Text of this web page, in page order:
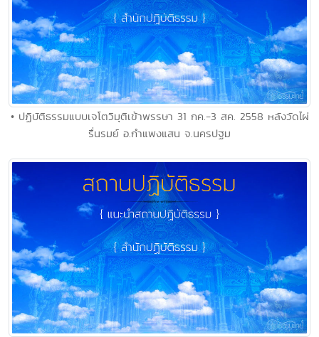
• ปฏิบัติธรรมแบบเจโตวิมุติเข้าพรรษา 31 กค.-3 สค. 2558 หลังวัดไผ่
รื่นรมย์ อ.กำแพงแสน จ.นครปฐม